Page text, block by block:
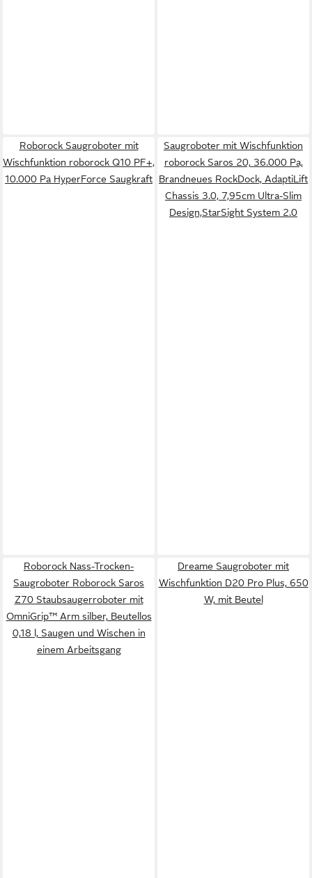
Roborock Saugroboter mit
Wischfunktion roborock Q10 PF+,
10.000 Pa HyperForce Saugkraft
Saugroboter mit Wischfunktion
roborock Saros 20, 36.000 Pa,
Brandneues RockDock, AdaptiLift
Chassis 3.0, 7,95cm Ultra-Slim
Design,StarSight System 2.0
Roborock Nass-Trocken-
Saugroboter Roborock Saros
Z70 Staubsaugerroboter mit
OmniGrip™ Arm silber, Beutellos
0,18 l, Saugen und Wischen in
einem Arbeitsgang
Dreame Saugroboter mit
Wischfunktion D20 Pro Plus, 650
W, mit Beutel